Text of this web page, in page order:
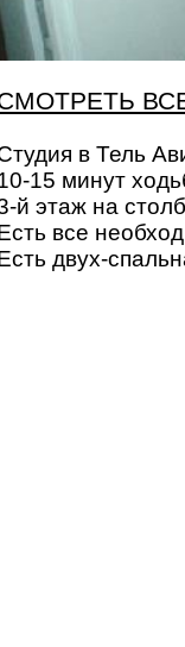
в Тель
15 минут
й этаж на
все
двух-